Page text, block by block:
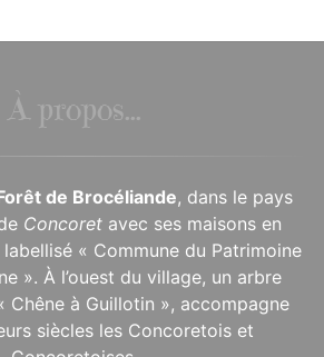
À propos...
de Brocéliande, dans le pays
Concoret avec ses maisons en
« Commune du Patrimoine
». À l’ouest du village, un arbre
Chêne à Guillotin », accompagne
siècles les Concoretois et